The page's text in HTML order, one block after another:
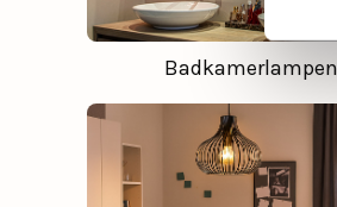
Badkamerlampen